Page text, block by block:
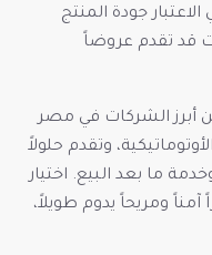
جودة المنتج
قد تقدم عروضاً
أبرز الشركات في مصر
وتقدم حلولاً
ما بعد البيع. اختيار
ومريحاً يدوم طويلاً،